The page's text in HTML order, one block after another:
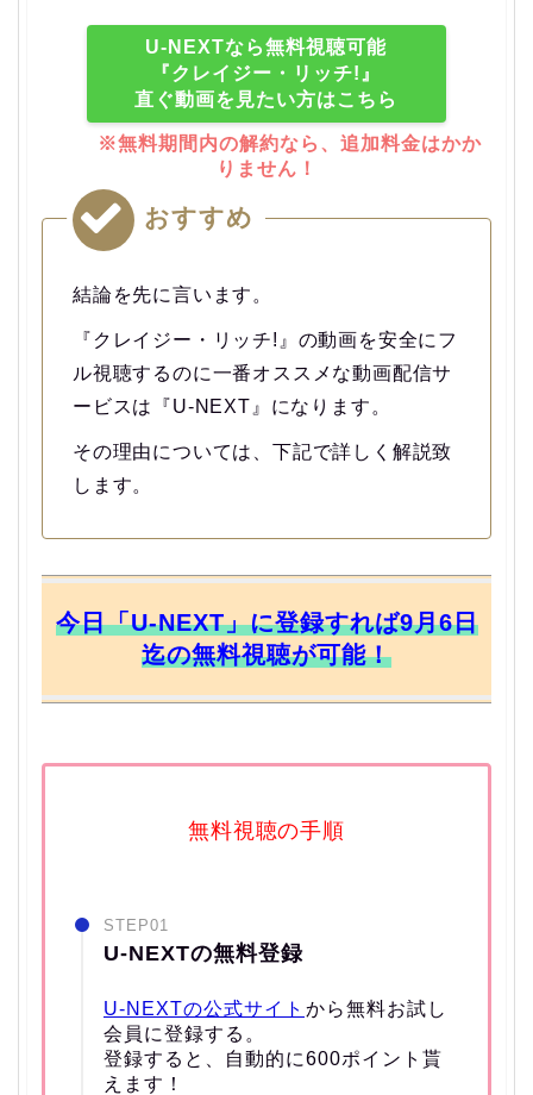
U-NEXTなら無料視聴可能
『クレイジー・リッチ!』
直ぐ動画を見たい方はこちら
※無料期間内の解約なら、追加料金はかか
りません！
おすすめ
結論を先に言います。
『クレイジー・リッチ!』の動画を安全にフ
ル視聴するのに一番オススメな動画配信サ
ービスは『U-NEXT』になります。
その理由については、下記で詳しく解説致
します。
今日「U-NEXT」に登録すれば9月6日
迄の無料視聴が可能！
無料視聴の手順
STEP01
U-NEXTの無料登録
U-NEXTの公式サイト から無料お試し
会員に登録する。
登録すると、自動的に600ポイント貰
えます！